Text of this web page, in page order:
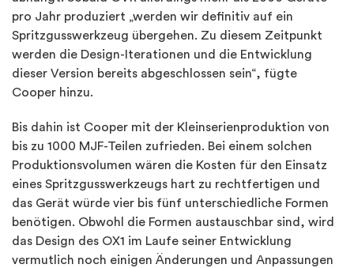
pro Jahr produziert „werden wir definitiv auf ein
Spritzgusswerkzeug übergehen. Zu diesem Zeitpunkt
werden die Design-Iterationen und die Entwicklung
dieser Version bereits abgeschlossen sein“, fügte
Cooper hinzu.
Bis dahin ist Cooper mit der Kleinserienproduktion von
bis zu 1000 MJF-Teilen zufrieden. Bei einem solchen
Produktionsvolumen wären die Kosten für den Einsatz
eines Spritzgusswerkzeugs hart zu rechtfertigen und
das Gerät würde vier bis fünf unterschiedliche Formen
benötigen. Obwohl die Formen austauschbar sind, wird
das Design des OX1 im Laufe seiner Entwicklung
vermutlich noch einigen Änderungen und Anpassungen